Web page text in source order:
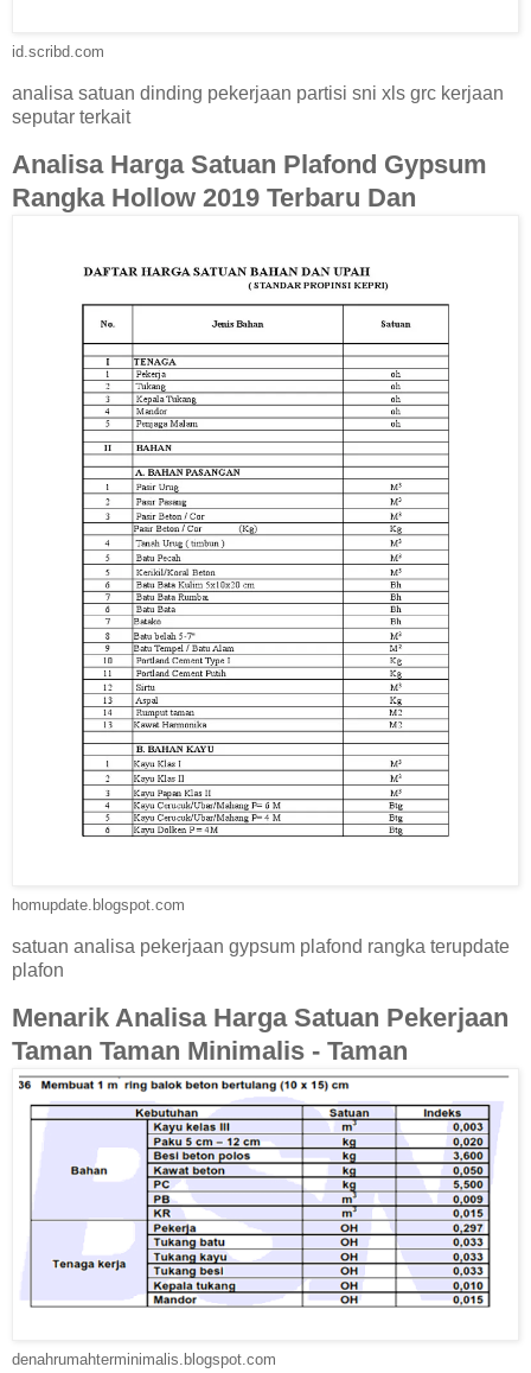
id.scribd.com
analisa satuan dinding pekerjaan partisi sni xls grc kerjaan
seputar terkait
Analisa Harga Satuan Plafond Gypsum
Rangka Hollow 2019 Terbaru Dan
homupdate.blogspot.com
satuan analisa pekerjaan gypsum plafond rangka terupdate
plafon
Menarik Analisa Harga Satuan Pekerjaan
Taman Taman Minimalis - Taman
denahrumahterminimalis.blogspot.com